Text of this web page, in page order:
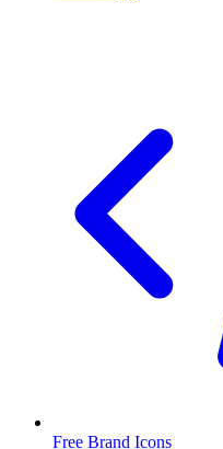
Free Brand Icons